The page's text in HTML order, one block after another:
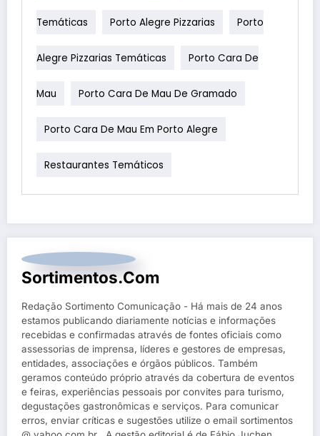
Temáticas Porto Alegre Pizzarias Porto
Alegre Pizzarias Temáticas Porto Cara De
Mau Porto Cara De Mau De Gramado
Porto Cara De Mau Em Porto Alegre
Restaurantes Temáticos
Sortimentos.com
Redação Sortimento Comunicação - Há mais de 24 anos
estamos publicando diariamente notícias e informações
recebidas e confirmadas através de fontes oficiais como
assessorias de imprensa, líderes e gestores de empresas,
entidades, associações e órgãos públicos. Também
geramos conteúdo próprio através da cobertura de eventos
e feiras, experiências pessoais por convites para turismo,
degustações gastronômicas e serviços. Para comunicar
erros, enviar críticas e sugestões utilize o email sortimentos